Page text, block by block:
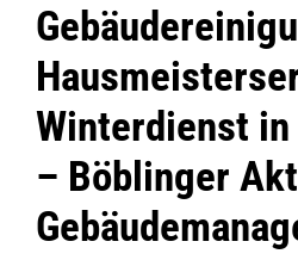
Winterdienst
– Böblinger